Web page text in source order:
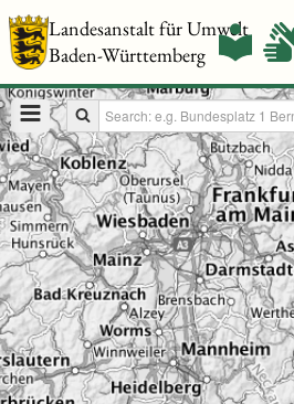
Landesanstalt für Umwelt
Baden-Württemberg